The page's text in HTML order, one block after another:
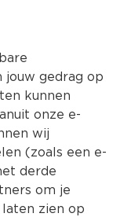
Kies jouw
jouw gedrag op
kunnen
onze e-
wij
(zoals een e-
derde
om je
zien op